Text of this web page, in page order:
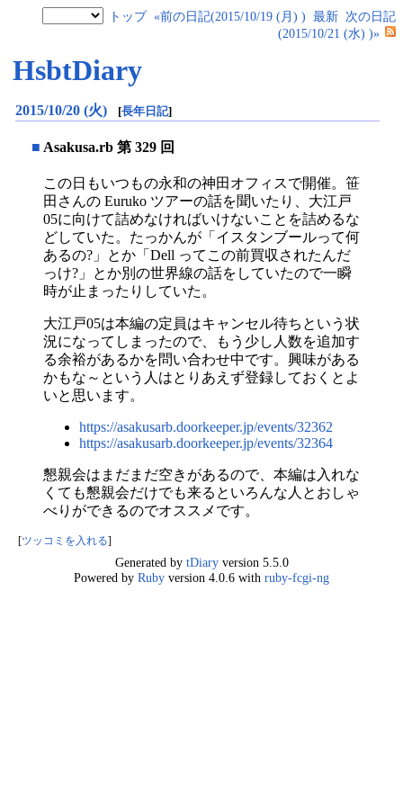
トップ «前の日記(2015/10/19 (月) ) 最新 次の日記
(2015/10/21 (水) )»
HsbtDiary
2015/10/20 (火) [長年日記]
■ Asakusa.rb 第 329 回
この日もいつもの永和の神田オフィスで開催。笹
田さんの Euruko ツアーの話を聞いたり、大江戸
05に向けて詰めなければいけないことを詰めるな
どしていた。たっかんが「イスタンブールって何
あるの?」とか「Dell ってこの前買収されたんだ
っけ?」とか別の世界線の話をしていたので一瞬
時が止まったりしていた。
大江戸05は本編の定員はキャンセル待ちという状
況になってしまったので、もう少し人数を追加す
る余裕があるかを問い合わせ中です。興味がある
かもな～という人はとりあえず登録しておくとよ
いと思います。
https://asakusarb.doorkeeper.jp/events/32362
https://asakusarb.doorkeeper.jp/events/32364
懇親会はまだまだ空きがあるので、本編は入れな
くても懇親会だけでも来るといろんな人とおしゃ
べりができるのでオススメです。
[ツッコミを入れる]
Generated by tDiaryversion 5.5.0
Powered by Ruby version 4.0.6 with ruby-fcgi-ng